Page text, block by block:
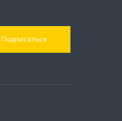
Подписаться